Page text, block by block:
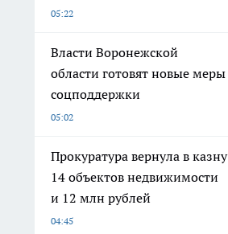
05:22
Власти Воронежской
области готовят новые меры
соцподдержки
05:02
Прокуратура вернула в казну
14 объектов недвижимости
и 12 млн рублей
04:45